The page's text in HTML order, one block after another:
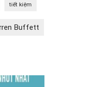
tiết kiệm
Buffett